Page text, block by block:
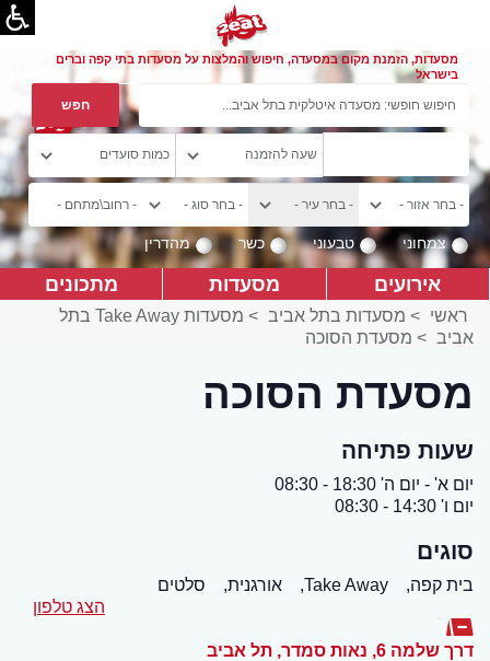
מסעדות, הזמנת מקום במסעדה, חיפוש והמלצות על מסעדות בתי קפה וברים
בישראל
צמחוני טבעוני כשר מהדרין
אירועים מסעדות מתכונים
ראשי > מסעדות בתל אביב >
מסעדות Take Away בתל
אביב > מסעדת הסוכה
מסעדת הסוכה
שעות פתיחה
יום א' - יום ה' 18:30 - 08:30
יום ו' 14:30 - 08:30
סוגים
בית קפה, Take Away, אורגנית,
סלטים
הצג טלפון
דרך שלמה 6, נאות סמדר , תל אביב